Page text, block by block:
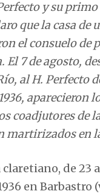
y su
que la casa
el consuelo de
7 de agosto,
al H. Perfecto
aparecieron
coadjutores de
martirizados en
de 23
en Barbastro